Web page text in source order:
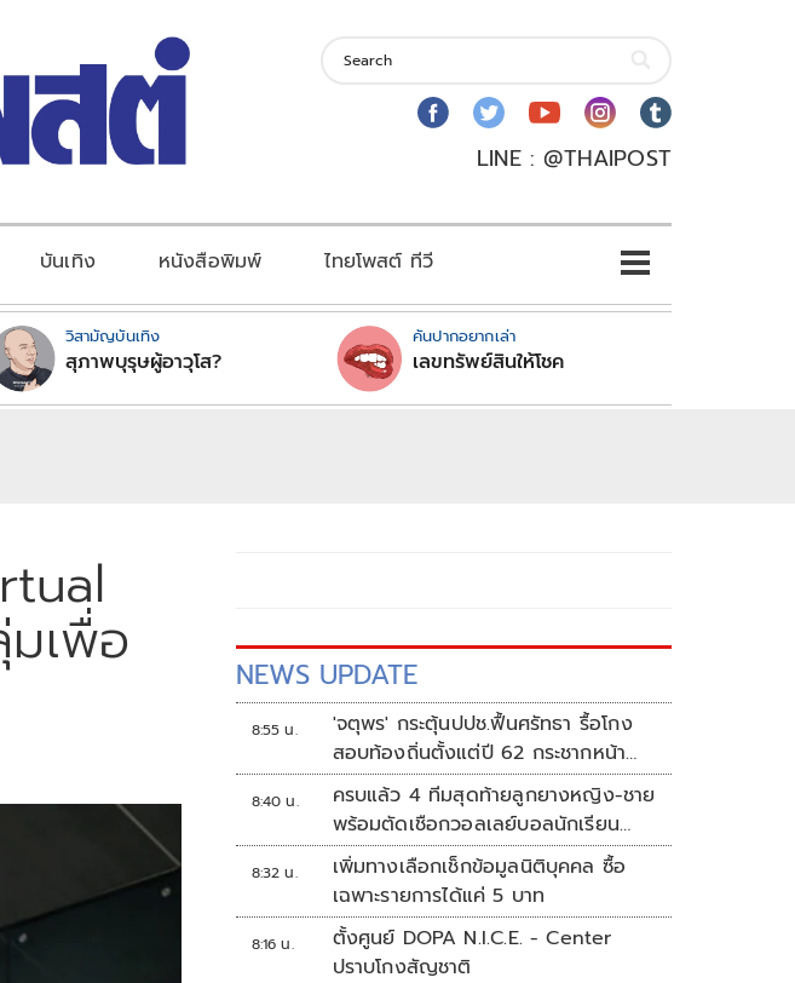
LINE : @THAIPOST
บันเทิง หนังสือพิมพ์ ไทยโพสต์ ทีวี
วิสามัญบันเทิง
สุภาพบุรุษผู้อาวุโส?
คันปากอยากเล่า
เลขทรัพย์สินให้โชค
เพื่อ NEWS UPDATE
8:55 น.
'จตุพร' กระตุ้นปปช.ฟื้นศรัทธา รื้อโกง
สอบท้องถิ่นตั้งแต่ปี 62 กระชากหน้า
ลงโทษให้เข็ดหลาบ
8:40 น.
ครบแล้ว 4 ทีมสุดท้ายลูกยางหญิง-ชาย
พร้อมตัดเชือกวอลเลย์บอลนักเรียน
แชมป์กีฬา '7HD 2026'
8:32 น.
เพิ่มทางเลือกเช็กข้อมูลนิติบุคคล ซื้อ
เฉพาะรายการได้แค่ 5 บาท
8:16 น.
ตั้งศูนย์ DOPA N.I.C.E. - Center
ปราบโกงสัญชาติ